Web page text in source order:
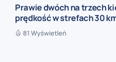
Prawie dwóch na trzech
prędkość w strefach 30
81 Wyświetleń